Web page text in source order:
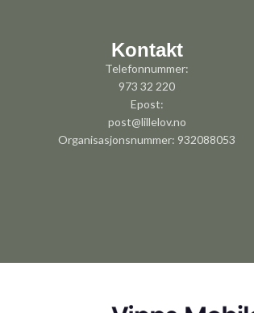
Kontakt
Telefonnummer:
973 32 220
Epost:
post@lillelov.no
Organisasjonsnummer: 932088053